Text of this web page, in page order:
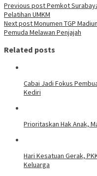
Post
navigation
Previous postPemkot
Pelatihan UMKM
Next postMonumen TGP
Pemuda Melawan Penjajah
Related posts
Cabai Jadi Fokus
Kediri
Prioritaskan Hak Anak,
Hari Kesatuan Gerak,
Keluarga